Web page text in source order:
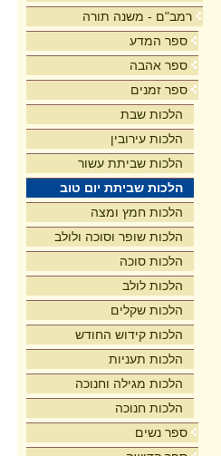
רמב"ם - משנה תורה
ספר המדע
ספר אהבה
ספר זמנים
הלכות שבת
הלכות עירובין
הלכות שביתת עשור
הלכות שביתת יום טוב
הלכות חמץ ומצה
הלכות שופר וסוכה ולולב
הלכות סוכה
הלכות לולב
הלכות שקלים
הלכות קידוש החודש
הלכות תעניות
הלכות מגילה וחנוכה
הלכות חנוכה
ספר נשים